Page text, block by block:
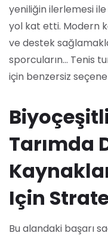
yeniliğin ilerlemesi
yol kat etti. Modern
ve destek
sporcuların… Tenis
için benzersiz
Tarımda
Için
Bu alandaki başarı